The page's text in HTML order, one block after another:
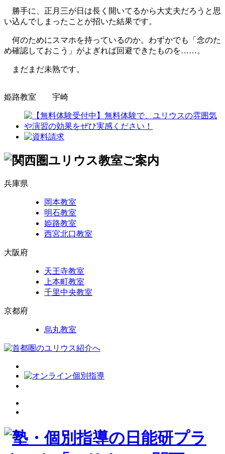
勝手に、正月三が日は長く開いてるから大丈夫だろうと思
い込んでしまったことが招いた結果です。
何のためにスマホを持っているのか。わずかでも「念のた
め確認しておこう」がよぎれば回避できたものを……。
まだまだ未熟です。
姫路教室 宇崎
兵庫県
岡本教室
明石教室
姫路教室
西宮北口教室
大阪府
天王寺教室
上本町教室
千里中央教室
京都府
烏丸教室